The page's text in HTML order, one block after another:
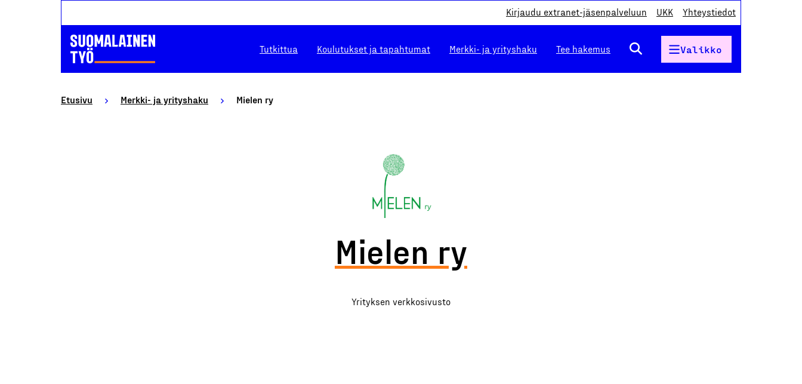
Kirjaudu extranet-jäsenpalveluun UKK Yhteystiedot
Tutkittua Koulutukset ja tapahtumat Merkki- ja yrityshaku Tee hakemus Valikko
Etusivu Merkki- ja yrityshaku Mielen ry
Mielen ry
Yrityksen verkkosivusto